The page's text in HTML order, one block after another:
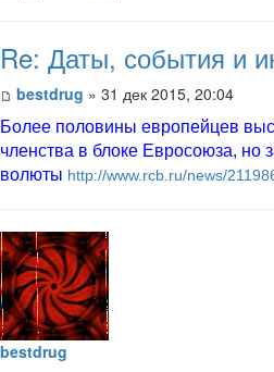
Re: Даты, события и
bestdrug » 31 дек 2015, 20:04
Более половины европейцев
членства в блоке Евросоюза, но
волюты http://www.rcb.ru/news/
bestdrug